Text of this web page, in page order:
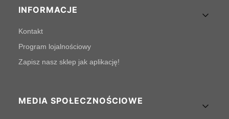
INFORMACJE
Kontakt
Program lojalnościowy
Zapisz nasz sklep jak aplikację!
MEDIA SPOŁECZNOŚCIOWE